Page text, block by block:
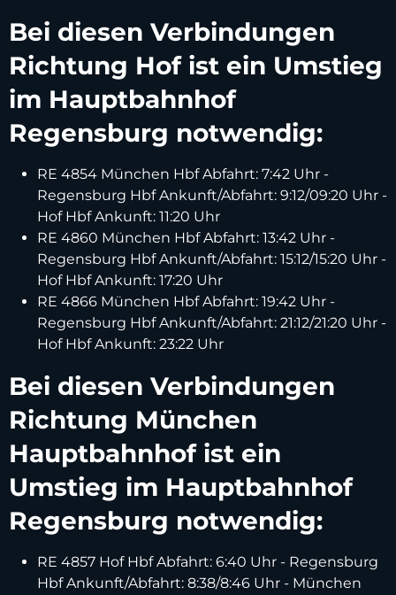
Bei diesen Verbindungen
Richtung Hof ist ein Umstieg
im Hauptbahnhof
Regensburg notwendig:
RE 4854 München Hbf Abfahrt: 7:42 Uhr -
Regensburg Hbf Ankunft/Abfahrt: 9:12/09:20 Uhr -
Hof Hbf Ankunft: 11:20 Uhr
RE 4860 München Hbf Abfahrt: 13:42 Uhr -
Regensburg Hbf Ankunft/Abfahrt: 15:12/15:20 Uhr -
Hof Hbf Ankunft: 17:20 Uhr
RE 4866 München Hbf Abfahrt: 19:42 Uhr -
Regensburg Hbf Ankunft/Abfahrt: 21:12/21:20 Uhr -
Hof Hbf Ankunft: 23:22 Uhr
Bei diesen Verbindungen
Richtung München
Hauptbahnhof ist ein
Umstieg im Hauptbahnhof
Regensburg notwendig:
RE 4857 Hof Hbf Abfahrt: 6:40 Uhr - Regensburg
Hbf Ankunft/Abfahrt: 8:38/8:46 Uhr - München